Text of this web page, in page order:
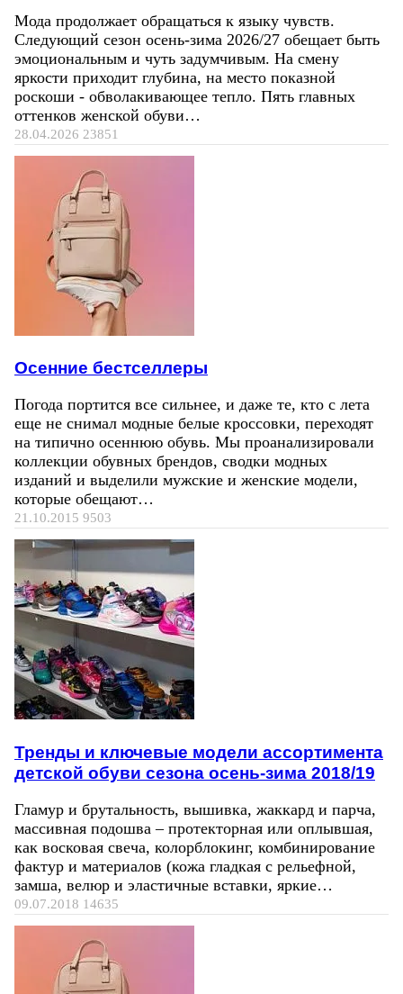
Мода продолжает обращаться к языку чувств.
Следующий сезон осень-зима 2026/27 обещает быть
эмоциональным и чуть задумчивым. На смену
яркости приходит глубина, на место показной
роскоши - обволакивающее тепло. Пять главных
оттенков женской обуви…
28.04.2026 23851
Осенние бестселлеры
Погода портится все сильнее, и даже те, кто с лета
еще не снимал модные белые кроссовки, переходят
на типично осеннюю обувь. Мы проанализировали
коллекции обувных брендов, сводки модных
изданий и выделили мужские и женские модели,
которые обещают…
21.10.2015 9503
Тренды и ключевые модели ассортимента
детской обуви сезона осень-зима 2018/19
Гламур и брутальность, вышивка, жаккард и парча,
массивная подошва – протекторная или оплывшая,
как восковая свеча, колорблокинг, комбинирование
фактур и материалов (кожа гладкая с рельефной,
замша, велюр и эластичные вставки, яркие…
09.07.2018 14635